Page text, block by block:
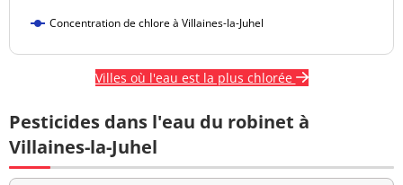
Concentration de chlore à Villaines-la-Juhel
Villes où l'eau est la plus chlorée
Pesticides dans l'eau du robinet à
Villaines-la-Juhel